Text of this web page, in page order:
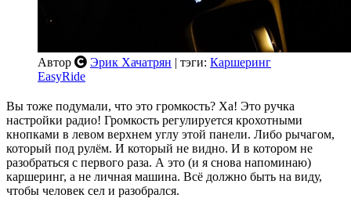
Автор Эрик Хачатрян | тэги: Каршеринг
EasyRide
Вы тоже подумали, что это громкость? Ха! Это ручка
настройки радио! Громкость регулируется крохотными
кнопками в левом верхнем углу этой панели. Либо рычагом,
который под рулём. И который не видно. И в котором не
разобраться с первого раза. А это (и я снова напоминаю)
каршеринг, а не личная машина. Всё должно быть на виду,
чтобы человек сел и разобрался.